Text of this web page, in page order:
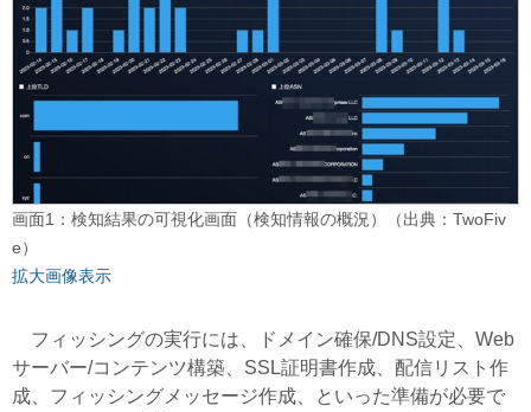
画面1：検知結果の可視化画面（検知情報の概況）（出典：TwoFiv
e）
拡大画像表示
フィッシングの実行には、ドメイン確保/DNS設定、Web
サーバー/コンテンツ構築、SSL証明書作成、配信リスト作
成、フィッシングメッセージ作成、といった準備が必要で